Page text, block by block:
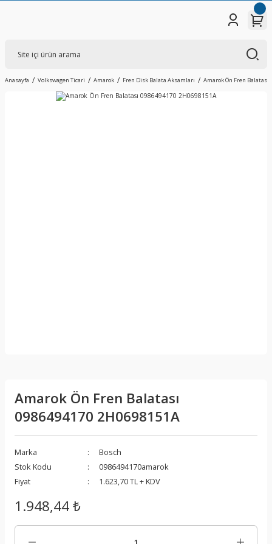
Anasayfa Volkswagen Ticari Amarok Fren Disk Balata Aksamları Amarok Ön Fren Balatası
Amarok Ön Fren Balatası
0986494170 2H0698151A
Marka
Bosch
Stok Kodu
0986494170amarok
Fiyat
1.623,70 TL + KDV
1.948,44 ₺